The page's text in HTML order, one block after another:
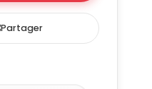
Partager